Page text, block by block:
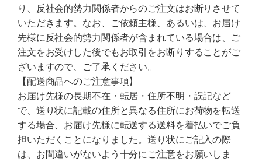
り、反社会的勢力関係者からのご注文はお断りさせて
いただきます。なお、ご依頼主様、あるいは、お届け
先様に反社会的勢力関係者が含まれている場合は、ご
注文をお受けした後でもお取引をお断りすることがご
ざいますので、ご了承ください。
【配送商品へのご注意事項】
お届け先様の長期不在・転居・住所不明・誤記など
で、送り状に記載の住所と異なる住所にお荷物を転送
する場合、お届け先様に転送する送料を着払いでご負
担いただくことになりました。送り状にご記入の際
は、お間違いがないよう十分にご注意をお願いしま